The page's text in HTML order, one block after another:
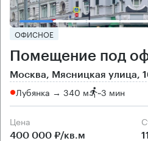
ОФИСНОЕ
Помещение под
Москва, Мясницкая улица,
Лубянка → 340 м ~3 мин
Цена
400 000 ₽/кв.м